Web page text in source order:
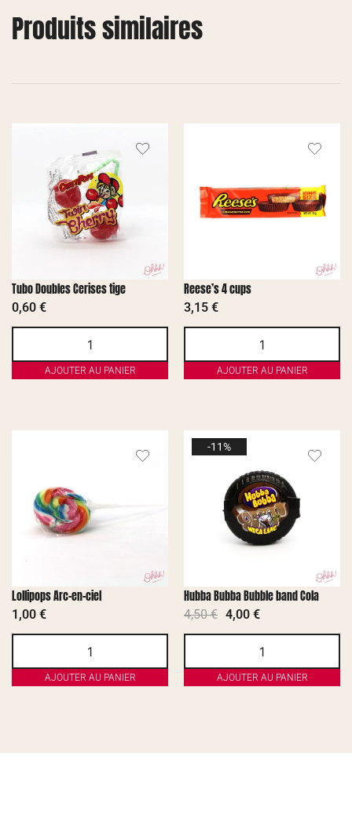
Produits similaires
Tubo Doubles Cerises tige
0,60 €
AJOUTER AU PANIER
Reese’s 4 cups
3,15 €
AJOUTER AU PANIER
Lollipops Arc-en-ciel
1,00 €
AJOUTER AU PANIER
-11%
Hubba Bubba Bubble band Cola
4,50€ 4,00 €
AJOUTER AU PANIER